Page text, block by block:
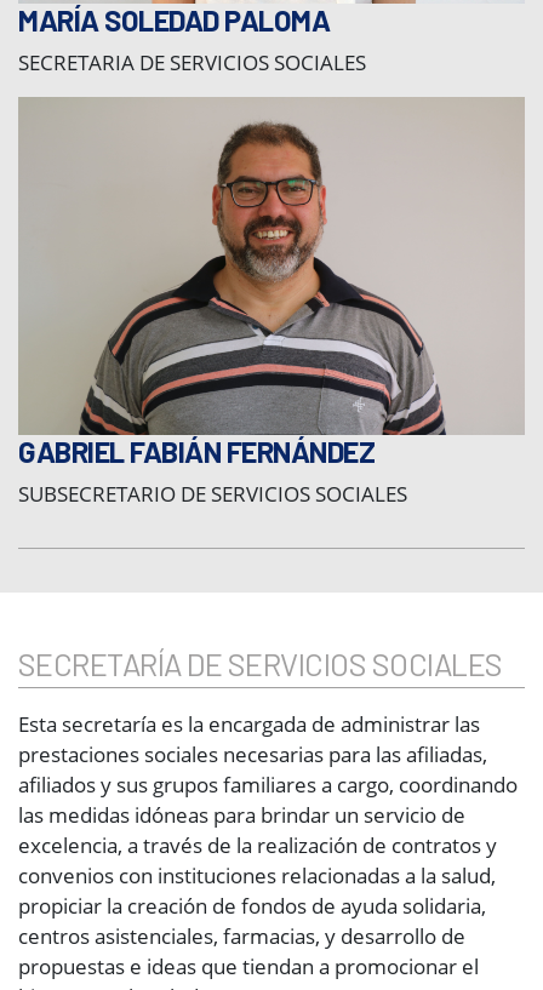
MARÍA SOLEDAD PALOMA
SECRETARIA DE SERVICIOS SOCIALES
GABRIEL FABIÁN FERNÁNDEZ
SUBSECRETARIO DE SERVICIOS SOCIALES
SECRETARÍA DE SERVICIOS SOCIALES
Esta secretaría es la encargada de administrar las
prestaciones sociales necesarias para las afiliadas,
afiliados y sus grupos familiares a cargo, coordinando
las medidas idóneas para brindar un servicio de
excelencia, a través de la realización de contratos y
convenios con instituciones relacionadas a la salud,
propiciar la creación de fondos de ayuda solidaria,
centros asistenciales, farmacias, y desarrollo de
propuestas e ideas que tiendan a promocionar el